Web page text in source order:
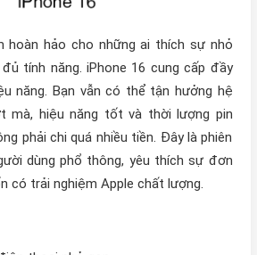
hoàn hảo cho những ai thích sự nhỏ
tính năng. iPhone 16 cung cấp đầy
năng. Bạn vẫn có thể tận hưởng hệ
mà, hiệu năng tốt và thời lượng pin
phải chi quá nhiều tiền. Đây là phiên
dùng phổ thông, yêu thích sự đơn
có trải nghiệm Apple chất lượng.